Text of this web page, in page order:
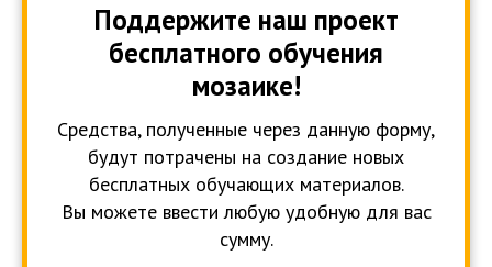
Поддержите наш проект
бесплатного обучения
мозаике!
Средства, полученные через данную форму,
будут потрачены на создание новых
бесплатных обучающих материалов.
Вы можете ввести любую удобную для вас
сумму.